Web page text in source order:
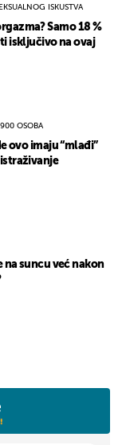
ISKUSTVA
Samo 18 %
isključivo na ovaj
OSOBA
ovo imaju “mlađi”
suncu već nakon